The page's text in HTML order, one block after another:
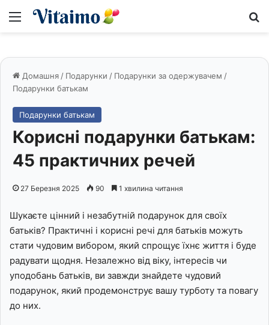
Меню
Домашня / Подарунки / Подарунки за одержувачем /
Подарунки батькам
Подарунки батькам
Корисні подарунки батькам:
45 практичних речей
27 Березня 2025 90 1 хвилина читання
Шукаєте цінний і незабутній подарунок для своїх
батьків? Практичні і корисні речі для батьків можуть
стати чудовим вибором, який спрощує їхнє життя і буде
радувати щодня. Незалежно від віку, інтересів чи
уподобань батьків, ви завжди знайдете чудовий
подарунок, який продемонструє вашу турботу та повагу
до них.